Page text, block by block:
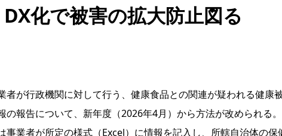
化で被害の拡大防止図る
者が行政機関に対して行う、健康食品との関連が疑われる健康
の報告について、新年度（2026年4月）から方法が改められる。
事業者が所定の様式（Excel）に情報を記入し、所轄自治体の保